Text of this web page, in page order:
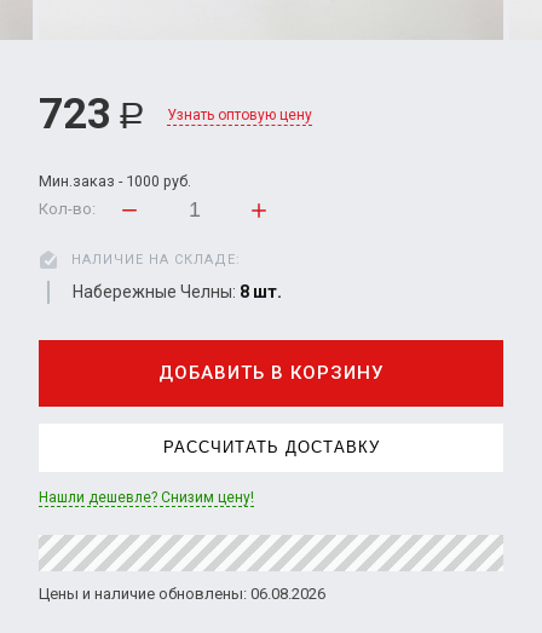
723 Р Узнать оптовую цену
Мин.заказ - 1000 руб.
Кол-во:
НАЛИЧИЕ НА СКЛАДЕ:
Набережные Челны: 8 шт.
ДОБАВИТЬ В КОРЗИНУ
РАССЧИТАТЬ ДОСТАВКУ
Нашли дешевле? Снизим цену!
Цены и наличие обновлены: 06.08.2026